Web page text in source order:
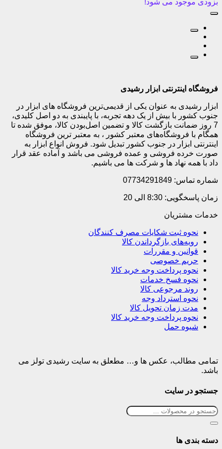
بزودی موجود می شود!
فروشگاه اینترنتی ابزار رشیدی
ابزار رشیدی به عنوان یکی از قدیمی‌ترین فروشگاه های ابزار در
جنوب کشور با بیش از یک دهه تجربه، با پایبندی به دو اصل کلیدی،
7 روز ضمانت بازگشت کالا و تضمین اصل‌بودن کالا، موفق شده تا
همگام با فروشگاه‌های معتبر کشور ، به معتبر ترین فروشگاه
اینترنتی ابزار در جنوب کشور تبدیل شود. فروش انواع ابزار به
صورت خرده فروشی و عمده فروشی می باشد و آماده عقد قرار
داد با همه نهاد ها و شرکت ها می باشیم.
شماره تماس: 07734291849
زمان پاسخگویی: 8:30 الی 20
خدمات مشتریان
نحوه ثبت شکایات مصرف کنندگان
رویه‌های بازگرداندن کالا
قوانین و مقررات
حریم خصوصی
نحوه پرداخت وجه خرید کالا
نحوه فسخ خدمات
روند مرجوعی کالا
نحوه استرداد وجه
مدت زمان تحویل کالا
نحوه پرداخت وجه خرید کالا
شیوه حمل
تمامی مطالب، عکس ها و… مطعلق به سایت رشیدی تولز می
باشد.
جستجو در سایت
دسته بندی ها